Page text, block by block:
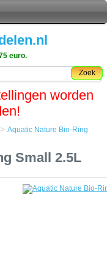
euro.
Zoek
worden
en helder houden van
> Aquatic Nature Bio-Ring
Small 2.5L